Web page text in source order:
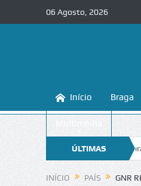
06 Agosto, 2026
Início Braga
Multimédia
ÚLTIMAS
NOTÍCIAS
conhecer e proteger as praias
INÍCIO PAÍS GNR